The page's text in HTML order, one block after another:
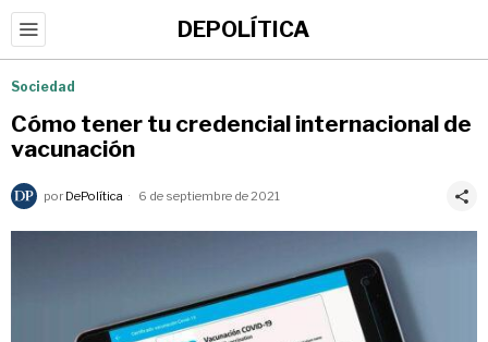
DEPOLÍTICA
Sociedad
Cómo tener tu credencial internacional de
vacunación
por DePolítica 6 de septiembre de 2021